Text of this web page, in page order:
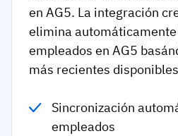
en AG5. La integración
elimina
empleados en AG5
más recientes
Sincronización
empleados